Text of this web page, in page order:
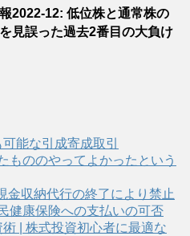
2022-12: 低位株と通常株の
見誤った過去2番目の大負け
能な引成寄成取引
もののやってよかったという
金収納代行の終了により禁止
健康保険への支払いの可否
| 株式投資初心者に最適な